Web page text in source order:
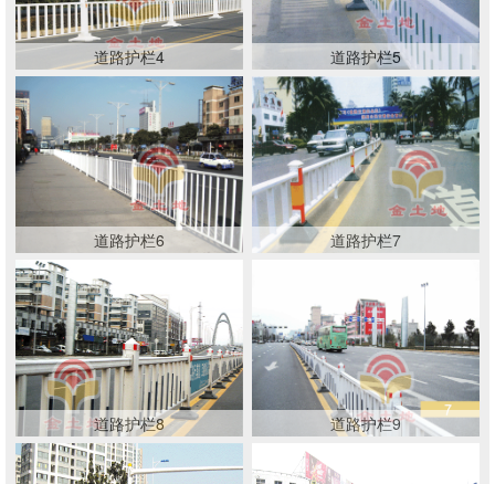
道路护栏4 道路护栏5
道路护栏6 道路护栏7
道路护栏8 道路护栏9